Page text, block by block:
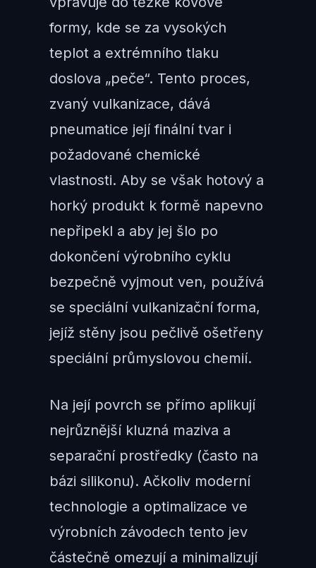
formy, kde se za vysokých
teplot a extrémního tlaku
doslova „peče“. Tento proces,
zvaný vulkanizace, dává
pneumatice její finální tvar i
požadované chemické
vlastnosti. Aby se však hotový a
horký produkt k formě napevno
nepřipekl a aby jej šlo po
dokončení výrobního cyklu
bezpečně vyjmout ven, používá
se speciální vulkanizační forma,
jejíž stěny jsou pečlivě ošetřeny
speciální průmyslovou chemií.
Na její povrch se přímo aplikují
nejrůznější kluzná maziva a
separační prostředky (často na
bázi silikonu). Ačkoliv moderní
technologie a optimalizace ve
výrobních závodech tento jev
částečně omezují a minimalizují